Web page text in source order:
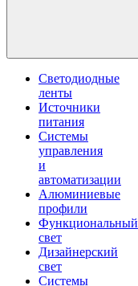
Светодиодные
ленты
Источники
питания
Системы
управления
и
автоматизации
Алюминиевые
профили
Функциональный
свет
Дизайнерский
свет
Системы